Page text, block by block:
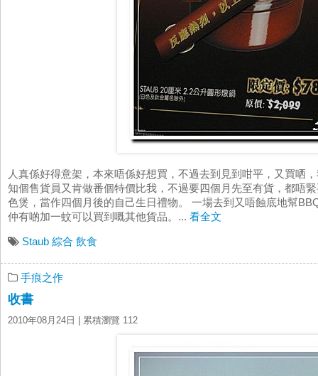
人真係好得意架，本來唔係好想買，不過去到見到咁平，又買哂
知個售貨員又肯做番個特價比我，不過要四個月先至有貨，都唔
色煲，當作四個月後的自己生日禮物。 一場去到又唔蝕底地幫
仲有啲加一蚊可以買到嘅其他貨品。... 看全文
Staub 綜合 飲食
手痕之作
收書
2010年08月24日 | 累積瀏覽 112